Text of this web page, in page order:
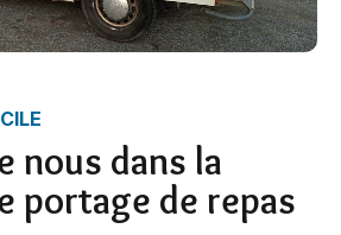
nous dans la
portage de repas